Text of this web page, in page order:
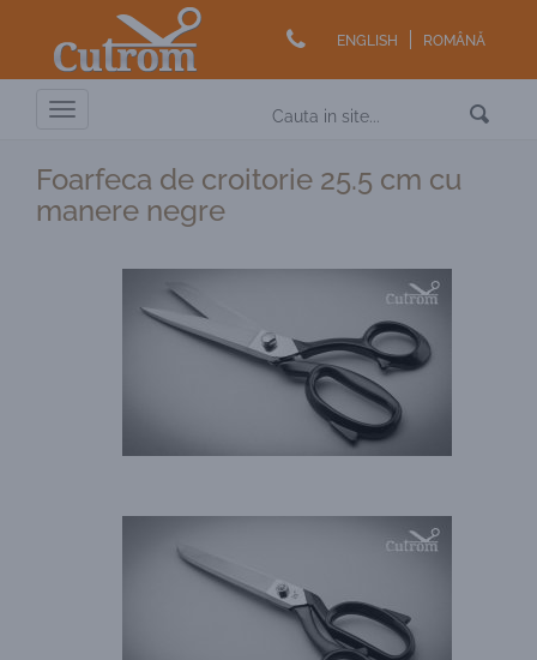
ENGLISH ROMÂNĂ
Toggle
Foarfeca de croitorie 25.5 cm cu
manere negre